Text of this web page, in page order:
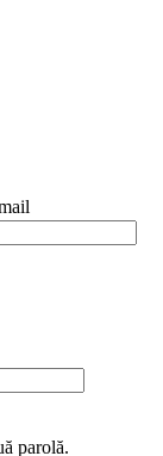
parolă.